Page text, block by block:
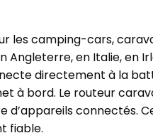
les camping-cars,
Angleterre, en Italie, en
directement à la
à bord. Le routeur
d’appareils connectés.
fiable.